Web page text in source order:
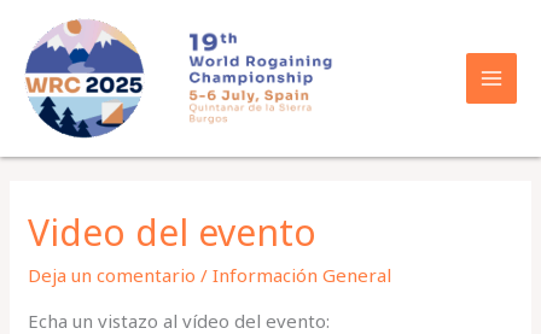
contenido
Video del evento
Deja un comentario /Información General
Echa un vistazo al vídeo del evento: